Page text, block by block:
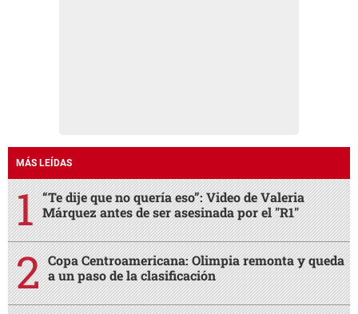
MÁS LEÍDAS
“Te dije que no quería eso”: Video de Valeria
Márquez antes de ser asesinada por el "R1"
Copa Centroamericana: Olimpia remonta y queda
a un paso de la clasificación